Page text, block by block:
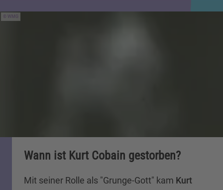
WMG
Wann ist Kurt Cobain gestorben?
Mit seiner Rolle als "Grunge-Gott" kam Kurt